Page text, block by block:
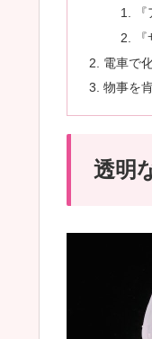
電車で
物事を
透明